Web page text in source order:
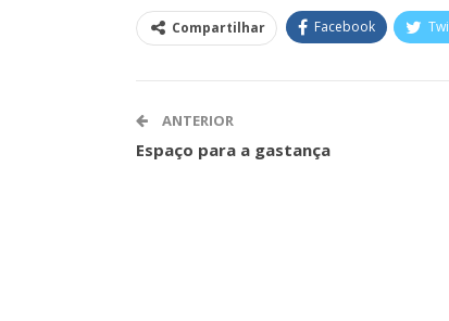
Compartilhar Facebook
ANTERIOR
Espaço para a gastança